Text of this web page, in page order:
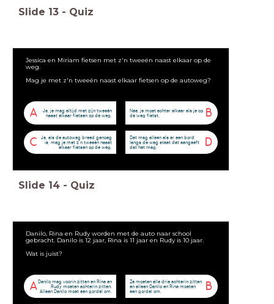
Slide 13 - Quiz
Jessica en Miriam fietsen met z'n tweeën naast elkaar op de
weg.
Mag je met z'n tweeën naast elkaar fietsen op de autoweg?
A
Ja, je mag altijd met zijn tweeën
naast elkaar fietsen op de weg.
B
Nee, je moet achter elkaar als je op
de weg fietst.
C
Ja, als de autoweg breed genoeg
is, mag je met z'n tweeën naast
elkaar fietsen op de weg.
D
Dat mag alleen als er een bord
langs de weg staat dat aangeeft
dat het mag.
Slide 14 - Quiz
Danilo, Rina en Rudy worden met de auto naar school
gebracht. Danilo is 12 jaar, Rina is 11 jaar en Rudy is 10 jaar.
Wat is juist?
ADanilo mag voorin zitten en Rina en
Rudy moeten achterin zitten.
Alleen Danilo moet een gordel om.
B
Ze moeten alle drie achterin zitten
en alleen Danilo en Rina moeten
een gordel om.